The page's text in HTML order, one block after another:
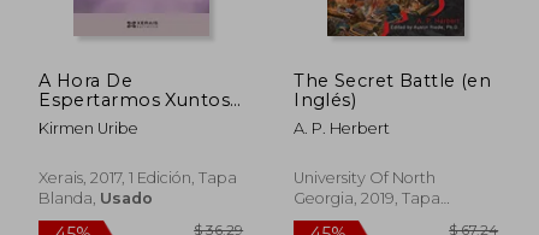
45% 45%
A Hora De
Espertarmos Xuntos
(Edición Literaria -
Narrativa)
Kirmen Uribe
Xerais, 2017, 1 Edición, Tapa
Blanda, Usado
The Secret Battle (en
Inglés)
A. P. Herbert
University Of North
Georgia, 2019, Tapa
Blanda, Nuevo